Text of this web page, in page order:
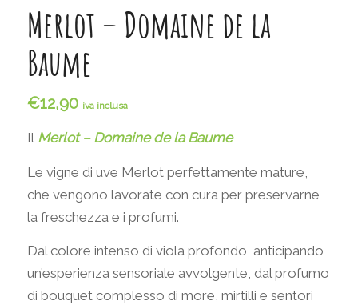
Merlot – Domaine de la
Baume
€12,90 iva inclusa
IlMerlot – Domaine de la Baume
Le vigne di uve Merlot perfettamente mature,
che vengono lavorate con cura per preservarne
la freschezza e i profumi.
Dal colore intenso di viola profondo, anticipando
un’esperienza sensoriale avvolgente, dal profumo
di bouquet complesso di more, mirtilli e sentori